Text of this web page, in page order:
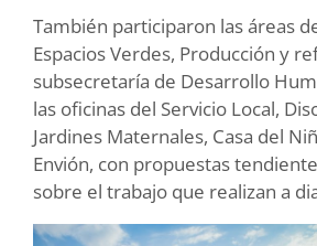
También participaron las áreas
Espacios Verdes, Producción y
subsecretaría de Desarrollo
las oficinas del Servicio Local,
Jardines Maternales, Casa del
Envión, con propuestas
sobre el trabajo que realizan a